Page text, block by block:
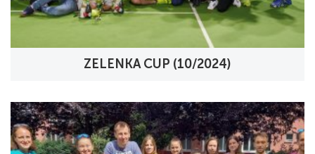
ZELENKA CUP (10/2024)